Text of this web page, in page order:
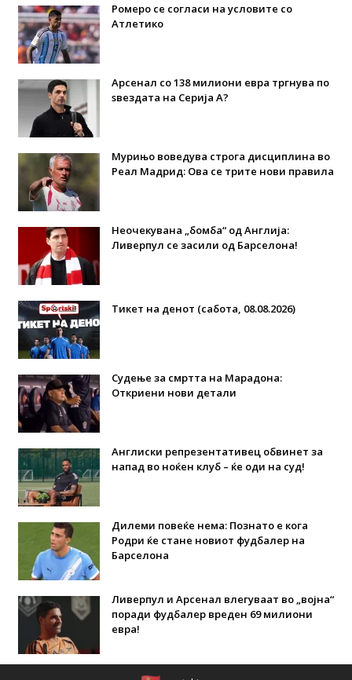
Ромеро се согласи на условите со
Атлетико
Арсенал со 138 милиони евра тргнува по
ѕвездата на Серија А?
Мурињо воведува строга дисциплина во
Реал Мадрид: Ова се трите нови правила
Неочекувана „бомба“ од Англија:
Ливерпул се засили од Барселона!
Тикет на денот (сабота, 08.08.2026)
Судење за смртта на Марадона:
Откриени нови детали
Англиски репрезентативец обвинет за
напад во ноќен клуб – ќе оди на суд!
Дилеми повеќе нема: Познато е кога
Родри ќе стане новиот фудбалер на
Барселона
Ливерпул и Арсенал влегуваат во „војна“
поради фудбалер вреден 69 милиони
евра!